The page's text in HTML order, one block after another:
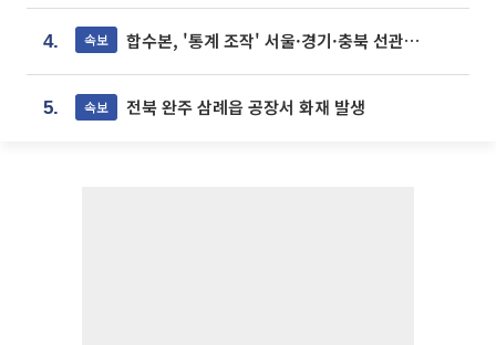
4. 속보 합수본, '통계 조작' 서울·경기·충북 선관위 등 추가 압수수색
5. 속보 전북 완주 삼례읍 공장서 화재 발생